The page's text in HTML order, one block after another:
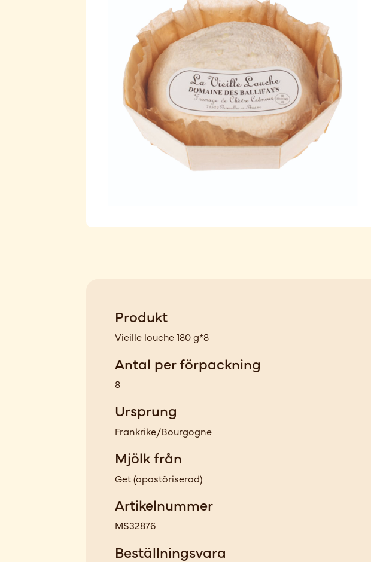
Produkt
Vieille louche 180 g*8
Antal per förpackning
8
Ursprung
Frankrike/Bourgogne
Mjölk från
Get(opastöriserad)
Artikelnummer
MS32876
Beställningsvara